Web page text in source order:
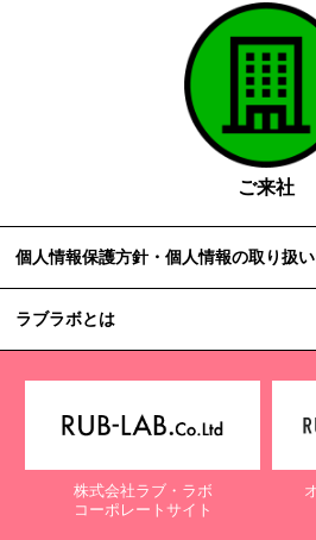
ご来社
個人情報保護方針・個人情報の取り扱
ラブラボとは
株式会社ラブ・ラボ
コーポレートサイト